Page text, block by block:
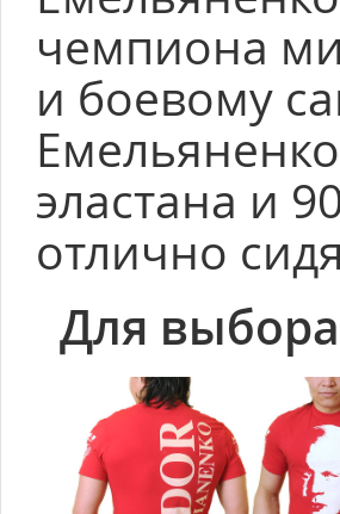
чемпиона
и боевому
эластана и
отлично
Для